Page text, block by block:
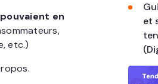
en
etc.)
et